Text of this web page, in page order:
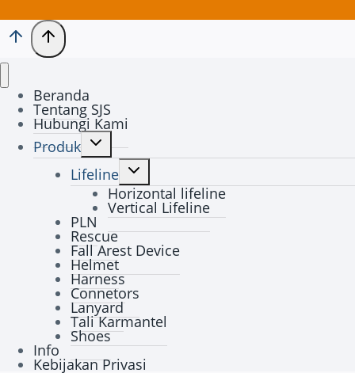
Beranda
Tentang SJS
Hubungi Kami
Produk
Toggle
child
menu
Lifeline
Toggle
child
menu
Horizontal lifeline
Vertical Lifeline
PLN
Rescue
Fall Arest Device
Helmet
Harness
Connetors
Lanyard
Tali Karmantel
Shoes
Info
Kebijakan Privasi